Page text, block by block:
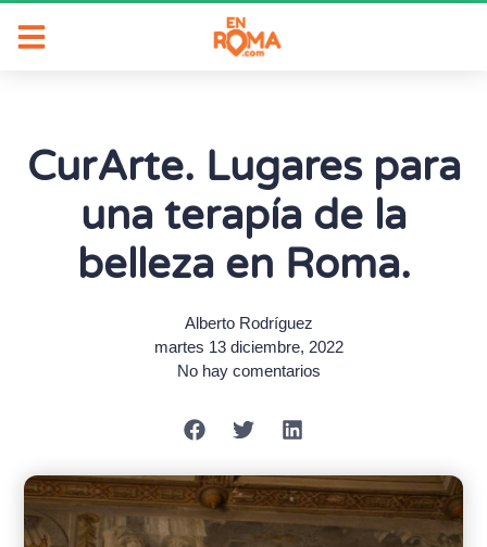
CurArte. Lugares para
una terapía de la
belleza en Roma.
Alberto Rodríguez
martes 13 diciembre, 2022
No hay comentarios